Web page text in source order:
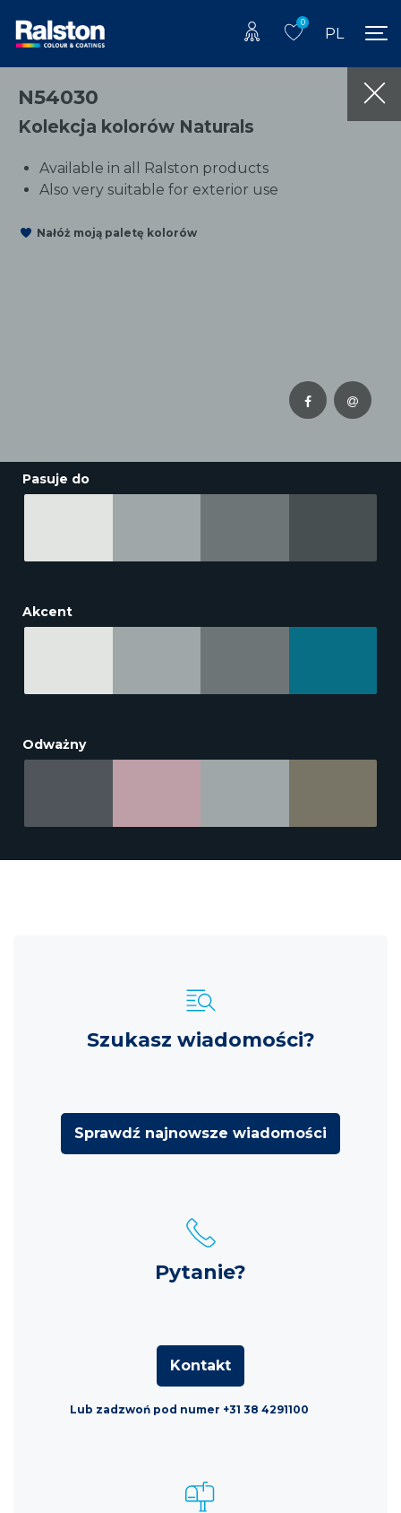
0
PL
N54030
Kolekcja kolorów Naturals
Available in all Ralston products
Also very suitable for exterior use
Nałóż moją paletę kolorów
Pasuje do
Akcent
Odważny
Szukasz wiadomości?
Sprawdź najnowsze wiadomości
Pytanie?
Kontakt
Lub zadzwoń pod numer +31 38 4291100